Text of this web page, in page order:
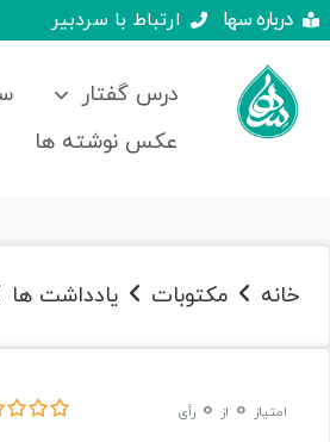
درباره سها ارتباط با سردبیر
درس گفتار
عکس نوشته ها
خانه مکتوبات یادداشت ها
امتیاز 0 از 0 رأی